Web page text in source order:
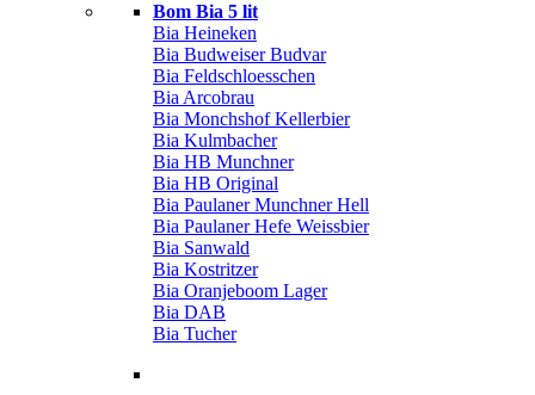
Bom Bia 5 lit
Bia Heineken
Bia Budweiser Budvar
Bia Feldschloesschen
Bia Arcobrau
Bia Monchshof Kellerbier
Bia Kulmbacher
Bia HB Munchner
Bia HB Original
Bia Paulaner Munchner Hell
Bia Paulaner Hefe Weissbier
Bia Sanwald
Bia Kostritzer
Bia Oranjeboom Lager
Bia DAB
Bia Tucher